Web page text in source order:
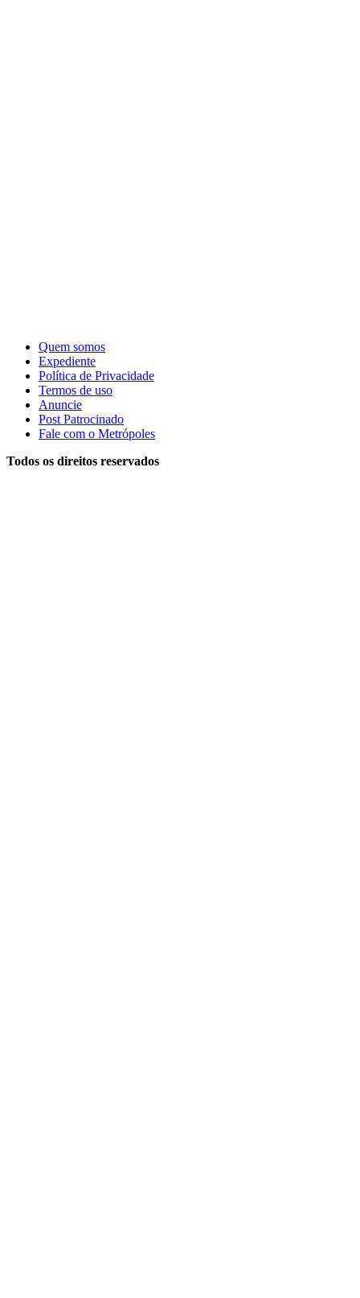
Quem somos
Expediente
Política de Privacidade
Termos de uso
Anuncie
Post Patrocinado
Fale com o Metrópoles
Todos os direitos reservados